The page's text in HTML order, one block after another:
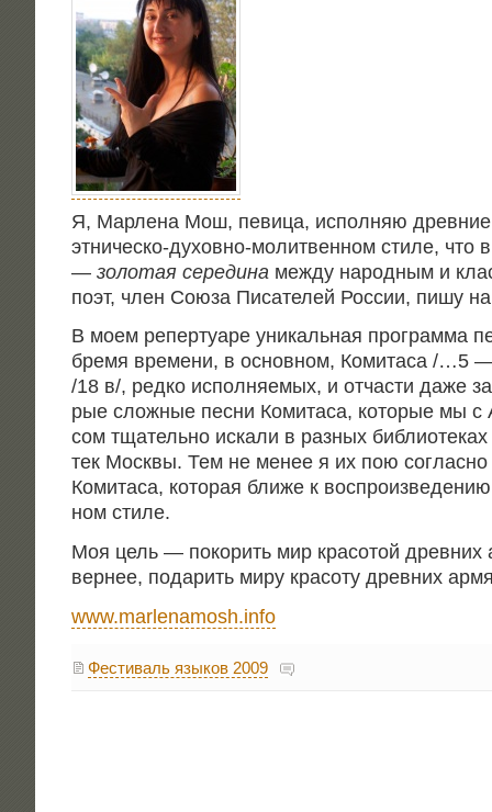
Я, Мар­ле­на Мош, певи­ца, испол­няю древ­ние
этни­че­ско-духов­но-молит­вен­ном сти­ле, что
— золо­тая сере­ди­на меж­ду народ­ным и
поэт, член Сою­за Писа­те­лей Рос­сии, пишу
В моем репер­ту­а­ре уни­каль­ная про­грам­ма
бре­мя вре­ме­ни, в основ­ном, Коми­та­са /…5
/18 в/, ред­ко испол­ня­е­мых, и отча­сти даже
рые слож­ные пес­ни Коми­та­са, кото­рые мы
сом тща­тель­но иска­ли в раз­ных
тек Моск­вы. Тем не менее я их пою соглас­но
Коми­та­са, кото­рая бли­же к
ном стиле.
Моя цель — поко­рить мир кра­со­той древ­них
вер­нее, пода­рить миру кра­со­ту древ­них
www.marlenamosh.info
Фестиваль языков 2009